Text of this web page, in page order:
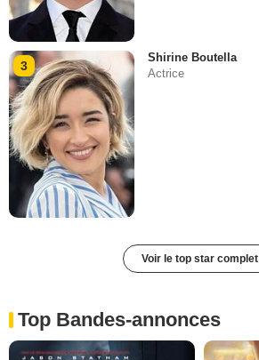
3
Shirine Boutella
Actrice
Voir le top star complet
Top Bandes-annonces